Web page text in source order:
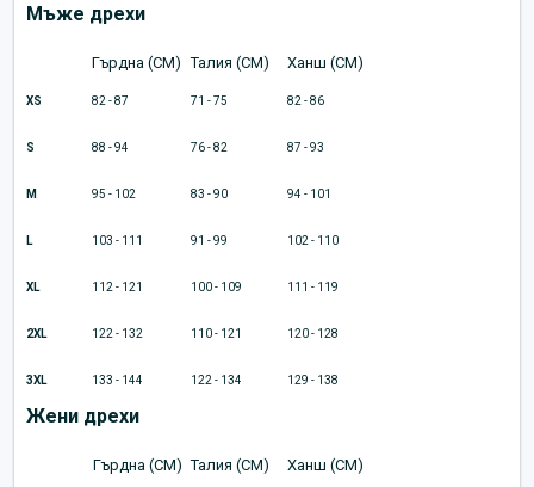
Мъже дрехи
Гърдна (CM) Талия (CM) Ханш (CM)
XS 82 - 87 71 - 75 82 - 86
S 88 - 94 76 - 82 87 - 93
M 95 - 102 83 - 90 94 - 101
L 103 - 111 91 - 99 102 - 110
XL 112 - 121 100 - 109 111 - 119
2XL 122 - 132 110 - 121 120 - 128
3XL 133 - 144 122 - 134 129 - 138
Жени дрехи
Гърдна (CM) Талия (CM) Ханш (CM)